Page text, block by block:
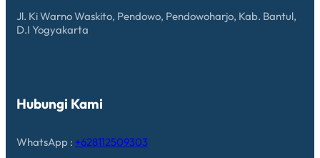
Jl. Ki Warno Waskito, Pendowo, Pendowoharjo, Kab. Bantul,
D.I Yogyakarta
Hubungi Kami
WhatsApp : +628112509303